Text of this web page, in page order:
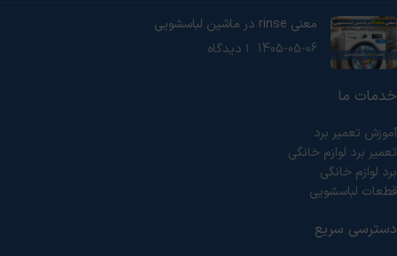
معنی rinse در ماشین لباسشویی
1405-05-06 ۱ دیدگاه
خدمات ما
آموزش تعمیر برد
تعمیر برد لوازم خانگی
برد لوازم خانگی
قطعات لباسشویی
دسترسی سریع